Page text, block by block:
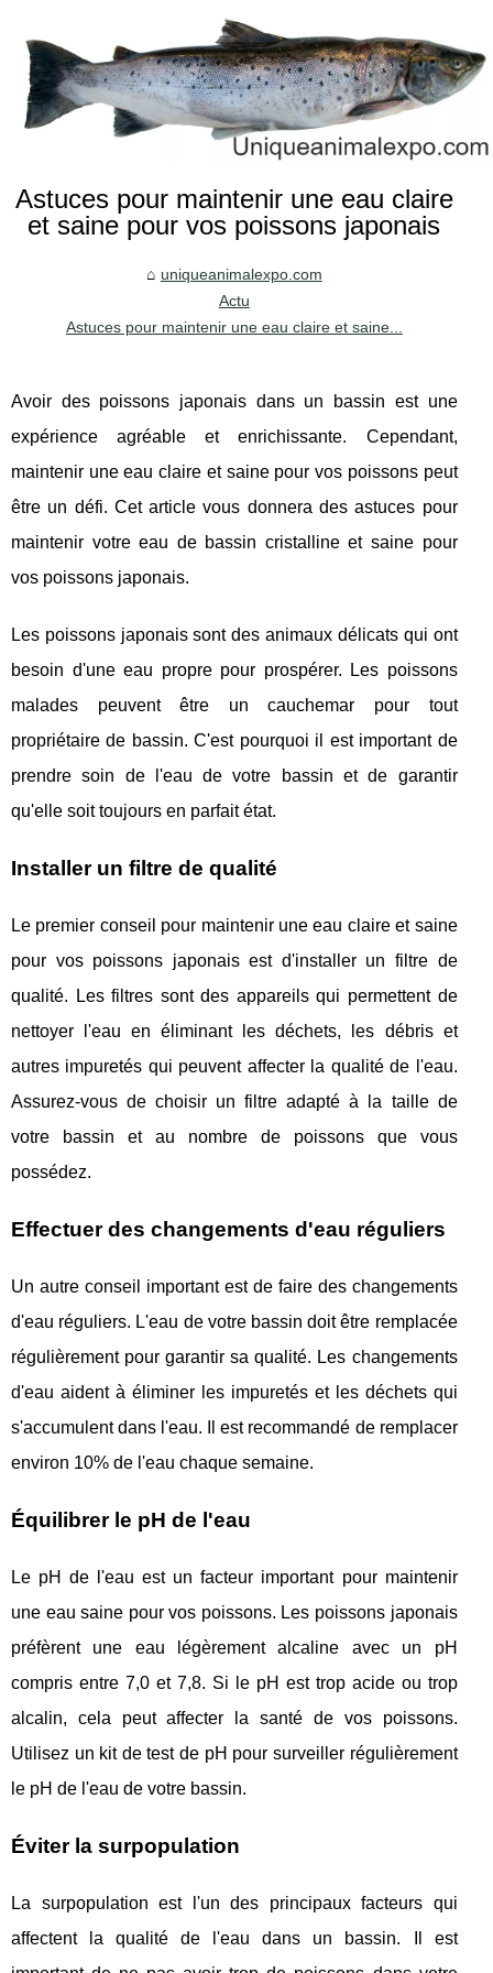
Astuces pour maintenir une eau claire
et saine pour vos poissons japonais
uniqueanimalexpo.com
Actu
Astuces pour maintenir une eau claire et saine...
Avoir des poissons japonais dans un bassin est une
expérience agréable et enrichissante. Cependant,
maintenir une eau claire et saine pour vos poissons peut
être un défi. Cet article vous donnera des astuces pour
maintenir votre eau de bassin cristalline et saine pour
vos poissons japonais.
Les poissons japonais sont des animaux délicats qui ont
besoin d'une eau propre pour prospérer. Les poissons
malades peuvent être un cauchemar pour tout
propriétaire de bassin. C'est pourquoi il est important de
prendre soin de l'eau de votre bassin et de garantir
qu'elle soit toujours en parfait état.
Installer un filtre de qualité
Le premier conseil pour maintenir une eau claire et saine
pour vos poissons japonais est d'installer un filtre de
qualité. Les filtres sont des appareils qui permettent de
nettoyer l'eau en éliminant les déchets, les débris et
autres impuretés qui peuvent affecter la qualité de l'eau.
Assurez-vous de choisir un filtre adapté à la taille de
votre bassin et au nombre de poissons que vous
possédez.
Effectuer des changements d'eau réguliers
Un autre conseil important est de faire des changements
d'eau réguliers. L'eau de votre bassin doit être remplacée
régulièrement pour garantir sa qualité. Les changements
d'eau aident à éliminer les impuretés et les déchets qui
s'accumulent dans l'eau. Il est recommandé de remplacer
environ 10% de l'eau chaque semaine.
Équilibrer le pH de l'eau
Le pH de l'eau est un facteur important pour maintenir
une eau saine pour vos poissons. Les poissons japonais
préfèrent une eau légèrement alcaline avec un pH
compris entre 7,0 et 7,8. Si le pH est trop acide ou trop
alcalin, cela peut affecter la santé de vos poissons.
Utilisez un kit de test de pH pour surveiller régulièrement
le pH de l'eau de votre bassin.
Éviter la surpopulation
La surpopulation est l'un des principaux facteurs qui
affectent la qualité de l'eau dans un bassin. Il est